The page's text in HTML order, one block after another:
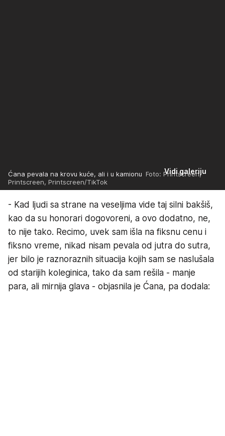
Vidi galeriju
Ćana pevala na krovu kuće, ali i u kamionu Foto: Printscreen,
Printscreen, Printscreen/TikTok
- Kad ljudi sa strane na veseljima vide taj silni bakšiš,
kao da su honorari dogovoreni, a ovo dodatno, ne,
to nije tako. Recimo, uvek sam išla na fiksnu cenu i
fiksno vreme, nikad nisam pevala od jutra do sutra,
jer bilo je raznoraznih situacija kojih sam se naslušala
od starijih koleginica, tako da sam rešila - manje
para, ali mirnija glava - objasnila je Ćana, pa dodala: